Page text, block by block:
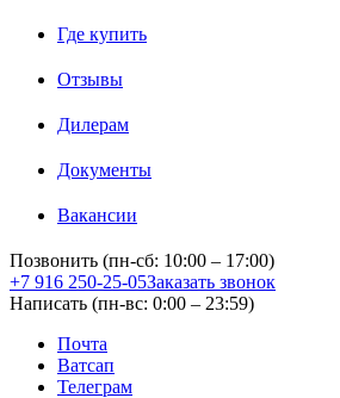
Где купить
Отзывы
Дилерам
Документы
Вакансии
Позвонить (пн-сб: 10:00 – 17:00)
+7 916 250-25-05Заказать звонок
Написать (пн-вс: 0:00 – 23:59)
Почта
Ватсап
Телеграм